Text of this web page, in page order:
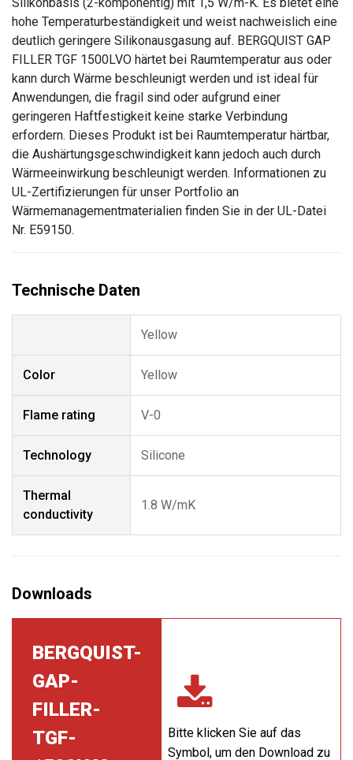
hohe Temperaturbeständigkeit und weist nachweislich eine
deutlich geringere Silikonausgasung auf. BERGQUIST GAP
FILLER TGF 1500LVO härtet bei Raumtemperatur aus oder
kann durch Wärme beschleunigt werden und ist ideal für
Anwendungen, die fragil sind oder aufgrund einer
geringeren Haftfestigkeit keine starke Verbindung
erfordern. Dieses Produkt ist bei Raumtemperatur härtbar,
die Aushärtungsgeschwindigkeit kann jedoch auch durch
Wärmeeinwirkung beschleunigt werden. Informationen zu
UL-Zertifizierungen für unser Portfolio an
Wärmemanagementmaterialien finden Sie in der UL-Datei
Nr. E59150.
Yellow
Color Yellow
Flame rating V-0
Technology Silicone
Thermal
conductivity
1.8 W/mK
BERGQUIST-
GAP-
FILLER-
TGF-
Bitte klicken Sie auf das
Symbol, um den Download zu